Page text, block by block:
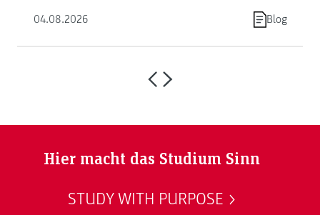
04.08.2026 Blog
Hier macht das Studium Sinn
STUDY WITH PURPOSE